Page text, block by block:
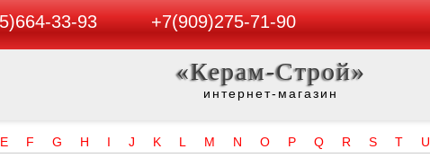
33-93 +7(909)275-71-90
«Керам-Строй»
интернет-магазин
E F G H I J K L M N O P Q R S T U